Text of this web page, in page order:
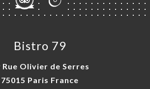
Bistro 79
Rue Olivier de Serres
75015 Paris France